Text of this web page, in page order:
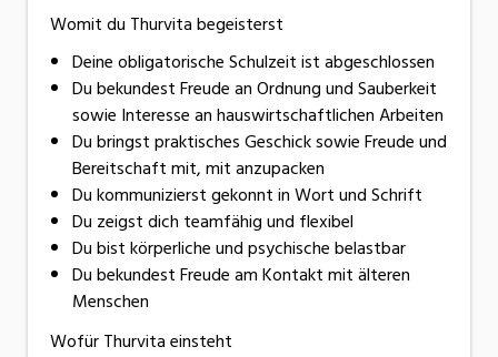
Womit du Thurvita begeisterst
Deine obligatorische Schulzeit ist abgeschlossen
Du bekundest Freude an Ordnung und Sauberkeit
sowie Interesse an hauswirtschaftlichen Arbeiten
Du bringst praktisches Geschick sowie Freude und
Bereitschaft mit, mit anzupacken
Du kommunizierst gekonnt in Wort und Schrift
Du zeigst dich teamfähig und flexibel
Du bist körperliche und psychische belastbar
Du bekundest Freude am Kontakt mit älteren
Menschen
Wofür Thurvita einsteht